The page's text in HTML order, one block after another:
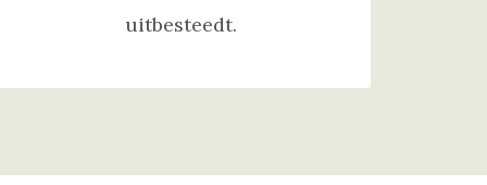
uitbesteedt.